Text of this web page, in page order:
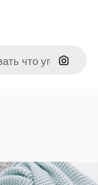
Поиск